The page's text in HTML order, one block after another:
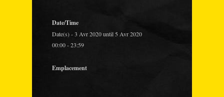
Date/Time
Date(s) - 3 Avr 2020 until 5 Avr 2020
00:00 - 23:59
Emplacement